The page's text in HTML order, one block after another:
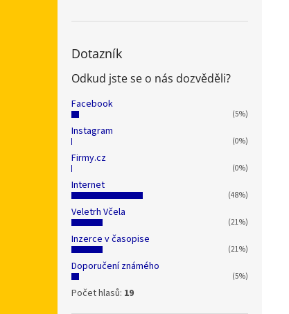
Dotazník
Odkud jste se o nás dozvěděli?
Facebook
(5%)
Instagram
(0%)
Firmy.cz
(0%)
Internet
(48%)
Veletrh Včela
(21%)
Inzerce v časopise
(21%)
Doporučení známého
(5%)
Počet hlasů: 19